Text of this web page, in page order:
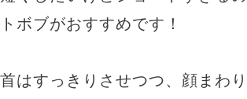
トボブがおすすめです！
首はすっきりさせつつ、顔まわ